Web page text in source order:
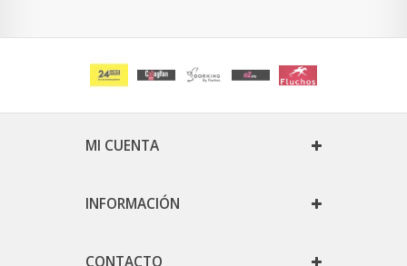
MI CUENTA
INFORMACIÓN
CONTACTO